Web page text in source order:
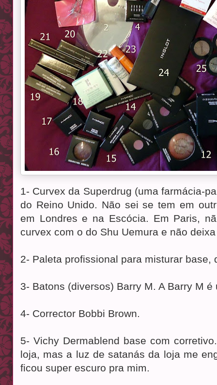
1- Curvex da Superdrug (uma farmácia-
do Reino Unido. Não sei se tem em
em Londres e na Escócia. Em Paris,
curvex com o do Shu Uemura e não
2- Paleta profissional para misturar base,
3- Batons (diversos) Barry M. A Barry M
4- Corrector Bobbi Brown.
5- Vichy Dermablend base com
loja, mas a luz de satanás da loja me
ficou super escuro pra mim.